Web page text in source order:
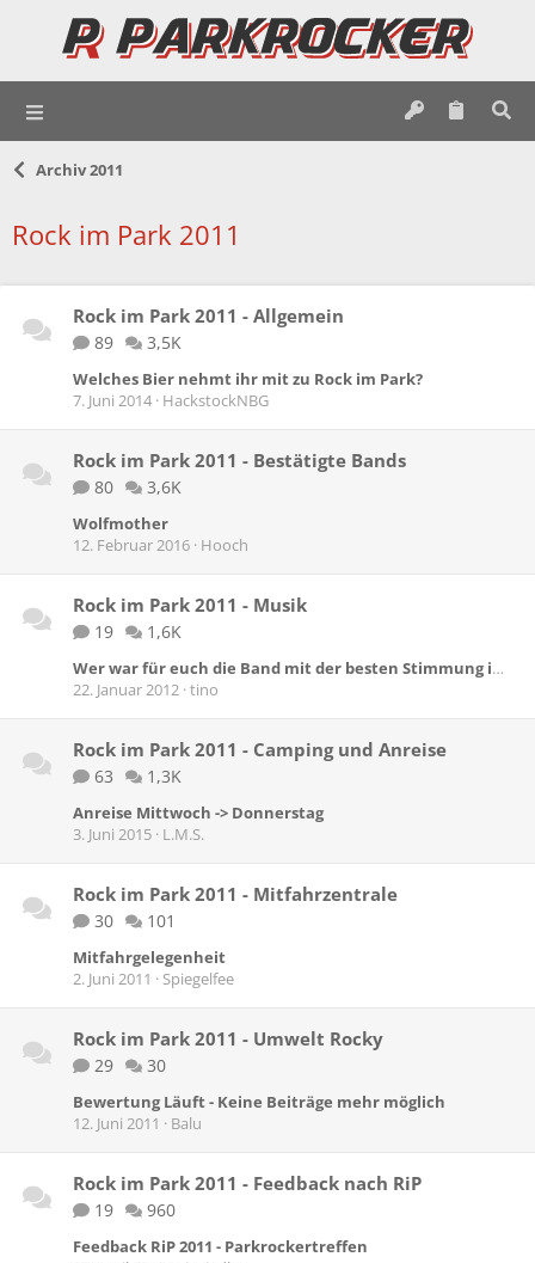
Archiv 2011
Rock im Park 2011
Rock im Park 2011 - Allgemein
89 3,5K
Welches Bier nehmt ihr mit zu Rock im Park?
7. Juni 2014 HackstockNBG
Rock im Park 2011 - Bestätigte Bands
80 3,6K
Wolfmother
12. Februar 2016 Hooch
Rock im Park 2011 - Musik
19 1,6K
Wer war für euch die Band mit der besten Stimmung im Publikum?
22. Januar 2012 tino
Rock im Park 2011 - Camping und Anreise
63 1,3K
Anreise Mittwoch -> Donnerstag
3. Juni 2015 L.M.S.
Rock im Park 2011 - Mitfahrzentrale
30 101
Mitfahrgelegenheit
2. Juni 2011
Spiegelfee
Rock im Park 2011 - Umwelt Rocky
29 30
Bewertung Läuft - Keine Beiträge mehr möglich
12. Juni 2011
Balu
Rock im Park 2011 - Feedback nach RiP
19 960
Feedback RiP 2011 - Parkrockertreffen